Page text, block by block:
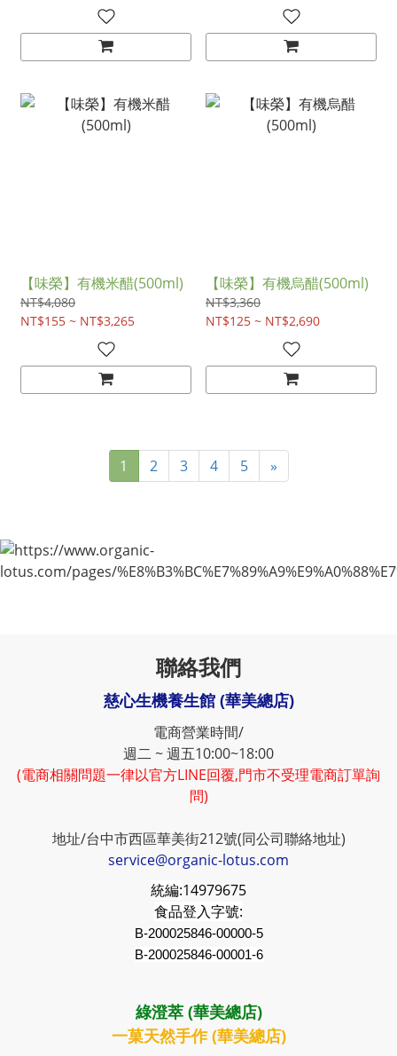
【味榮】有機米醋(500ml)
NT$4,080
NT$155 ~ NT$3,265
【味榮】有機烏醋(500ml)
NT$3,360
NT$125 ~ NT$2,690
1 2 3 4 5 »
聯絡我們
慈心生機養生館 (華美總店)
電商營業時間/
週二 ~ 週五10:00~18:00
(電商相關問題一律以官方LINE回覆,門市不受理電商訂單詢
問)
地址/台中市西區華美街212號(同公司聯絡地址)
service@organic-lotus.com
統編:14979675
食品登入字號:
B-200025846-00000-5
B-200025846-00001-6
綠澄萃 (華美總店)
一菓天然手作 (華美總店)